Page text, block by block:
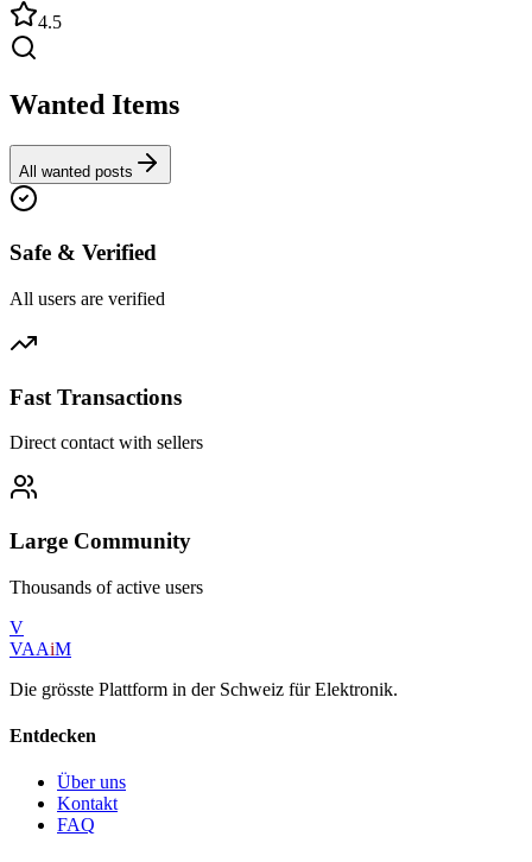
4.5
Wanted Items
All wanted posts
Safe & Verified
All users are verified
Fast Transactions
Direct contact with sellers
Large Community
Thousands of active users
V
VAAiM
Die grösste Plattform in der Schweiz für Elektronik.
Entdecken
Über uns
Kontakt
FAQ